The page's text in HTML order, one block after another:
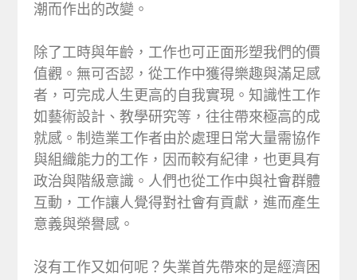
潮而作出的改變。
除了工時與年齡，工作也可正面形塑我們的價
值觀。無可否認，從工作中獲得樂趣與滿足感
者，可完成人生更高的自我實現。知識性工作
如藝術設計、教學研究等，往往帶來極高的成
就感。制造業工作者由於處理日常大量需協作
與組織能力的工作，因而較有紀律，也更具有
政治與階級意識。人們也從工作中與社會群體
互動，工作讓人覺得對社會有貢獻，進而產生
意義與榮譽感。
沒有工作又如何呢？失業首先帶來的是經濟困